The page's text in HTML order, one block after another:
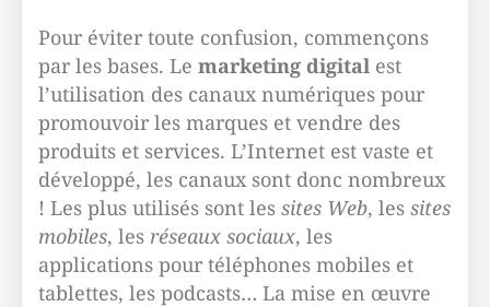
Pour éviter toute confusion, commençons
par les bases. Le marketing digital est
l’utilisation des canaux numériques pour
promouvoir les marques et vendre des
produits et services. L’Internet est vaste et
développé, les canaux sont donc nombreux
! Les plus utilisés sont les sites Web, les sites
mobiles, les réseaux sociaux, les
applications pour téléphones mobiles et
tablettes, les podcasts… La mise en œuvre